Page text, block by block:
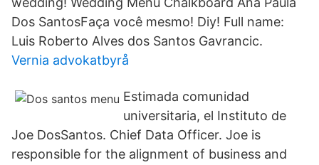
Dos SantosFaça você mesmo! Diy! Full name:
Luis Roberto Alves dos Santos Gavrancic.
Vernia advokatbyrå
Estimada comunidad
universitaria, el Instituto de
Joe DosSantos. Chief Data Officer. Joe is
responsible for the alignment of business and